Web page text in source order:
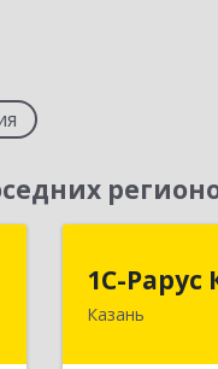
1С-Рарус
Казань420088,